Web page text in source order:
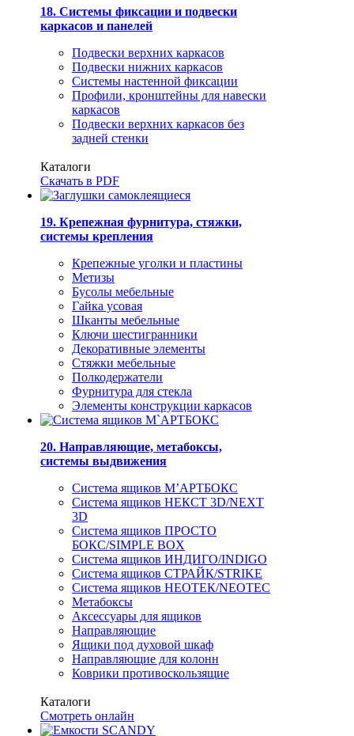
18. Системы фиксации и подвески
каркасов и панелей
Подвески верхних каркасов
Подвески нижних каркасов
Системы настенной фиксации
Профили, кронштейны для навески
каркасов
Подвески верхних каркасов без
задней стенки
Каталоги
Скачать в PDF
19. Крепежная фурнитура, стяжки,
системы крепления
Крепежные уголки и пластины
Метизы
Бусолы мебельные
Гайка усовая
Шканты мебельные
Ключи шестигранники
Декоративные элементы
Стяжки мебельные
Полкодержатели
Фурнитура для стекла
Элементы конструкции каркасов
20. Направляющие, метабоксы,
системы выдвижения
Система ящиков М’АРТБОКС
Система ящиков НЕКСТ 3D/NEXT
3D
Система ящиков ПРОСТО
БОКС/SIMPLE BOX
Система ящиков ИНДИГО/INDIGO
Система ящиков СТРАЙК/STRIKE
Система ящиков НЕОТЕК/NEOTEC
Метабоксы
Аксессуары для ящиков
Направляющие
Ящики под духовой шкаф
Направляющие для колонн
Коврики противоскользящие
Каталоги
Смотреть онлайн